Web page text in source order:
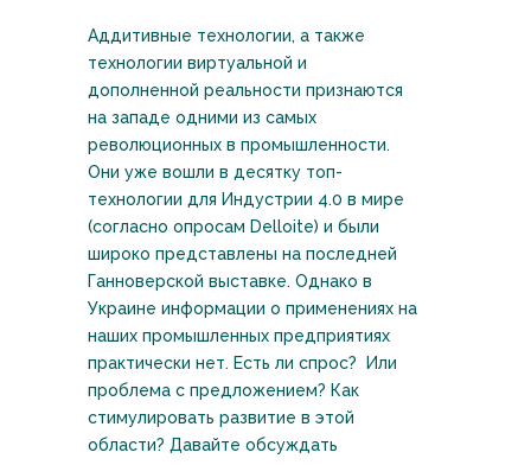
Аддитивные технологии, а также
технологии виртуальной и
дополненной реальности признаются
на западе одними из самых
революционных в промышленности.
Они уже вошли в десятку топ-
технологии для Индустрии 4.0 в мире
(согласно опросам Delloite) и были
широко представлены на последней
Ганноверской выставке. Однако в
Украине информации о применениях на
наших промышленных предприятиях
практически нет. Есть ли спрос? Или
проблема с предложением? Как
стимулировать развитие в этой
области? Давайте обсуждать